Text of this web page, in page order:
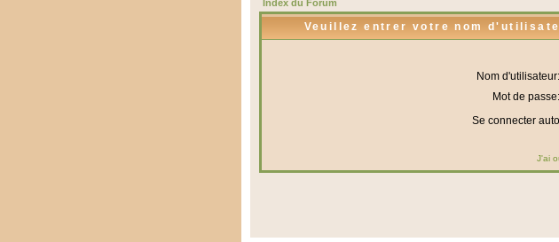
Index du Forum
Veuillez entrer votre nom
Nom d'utilisateur:
Mot de passe:
Se connecter
J'ai